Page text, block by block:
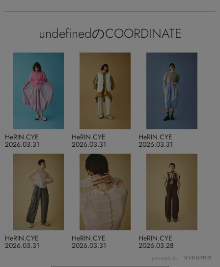
undefinedのCOORDINATE
2026.03.31
HeRIN.CYE
2026.03.31
HeRIN.CYE
2026.03.31
HeRIN.CYE
2026.03.31
HeRIN.CYE
2026.03.31
HeRIN.CYE
2026.03.28
HeRIN.CYE
powered by